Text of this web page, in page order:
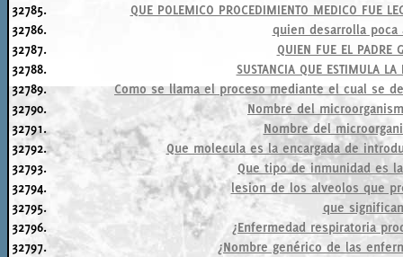
32785.
QUE POLEMICO PROCEDIMIENTO MEDICO FUE
32786.
quien desarrolla
32787.
QUIEN FUE EL PADRE
32788.
SUSTANCIA QUE ESTIMULA
32789.
Como se llama el proceso mediante el cual se
32790.
Nombre del
32791.
Nombre del
32792.
Que molecula es la encargada de
32793.
Que tipo de inmunidad es
32794.
lesion de los alveolos que
32795.
que
32796.
¿Enfermedad respiratoria
32797.
¿Nombre genérico de las